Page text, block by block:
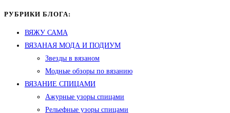
РУБРИКИ БЛОГА:
ВЯЖУ САМА
ВЯЗАНАЯ МОДА И ПОДИУМ
Звезды в вязаном
Модные обзоры по вязанию
ВЯЗАНИЕ СПИЦАМИ
Ажурные узоры спицами
Рельефные узоры спицами